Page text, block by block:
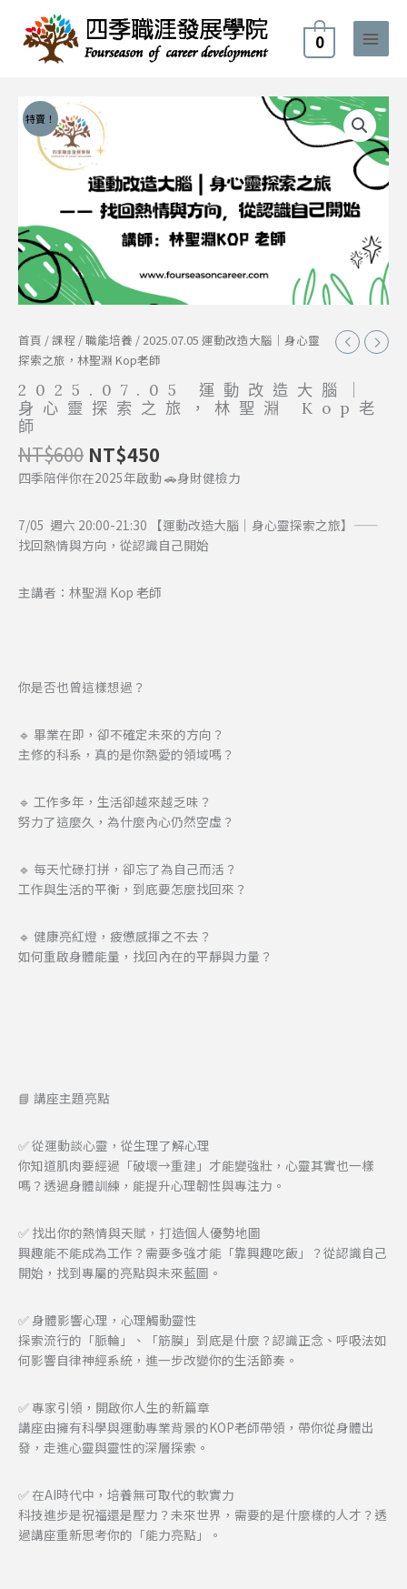
0
特賣！
首頁 /課程 /職能培養 / 2025.07.05 運動改造大腦｜身心靈
探索之旅，林聖淵 Kop老師
2025.07.05 運動改造大腦｜
身心靈探索之旅，林聖淵 Kop老
師
NT$600
原
始
價
格：
NT$600。
NT$450
NT$450。
四季陪伴你在2025年啟動 🚗身財健檢力
7/05 週六 20:00-21:30
【運動改造大腦｜身心靈探索之旅】——
找回熱情與方向，從認識自己開始
主講者：林聖淵 Kop 老師
你是否也曾這樣想過？
🔹 畢業在即，卻不確定未來的方向？
主修的科系，真的是你熱愛的領域嗎？
🔹 工作多年，生活卻越來越乏味？
努力了這麼久，為什麼內心仍然空虛？
🔹 每天忙碌打拼，卻忘了為自己而活？
工作與生活的平衡，到底要怎麼找回來？
🔹 健康亮紅燈，疲憊感揮之不去？
如何重啟身體能量，找回內在的平靜與力量？
📘 講座主題亮點
✅ 從運動談心靈，從生理了解心理
你知道肌肉要經過「破壞→重建」才能變強壯，心靈其實也一樣
嗎？透過身體訓練，能提升心理韌性與專注力。
✅ 找出你的熱情與天賦，打造個人優勢地圖
興趣能不能成為工作？需要多強才能「靠興趣吃飯」？從認識自己
開始，找到專屬的亮點與未來藍圖。
✅ 身體影響心理，心理觸動靈性
探索流行的「脈輪」、「筋膜」到底是什麼？認識正念、呼吸法如
何影響自律神經系統，進一步改變你的生活節奏。
✅ 專家引領，開啟你人生的新篇章
講座由擁有科學與運動專業背景的KOP老師帶領，帶你從身體出
發，走進心靈與靈性的深層探索。
✅ 在AI時代中，培養無可取代的軟實力
科技進步是祝福還是壓力？未來世界，需要的是什麼樣的人才？透
過講座重新思考你的「能力亮點」。
2025.07.05
運
腦
｜
身
心
靈
索
之
旅，
林
聖
淵
Kop
老
數
量